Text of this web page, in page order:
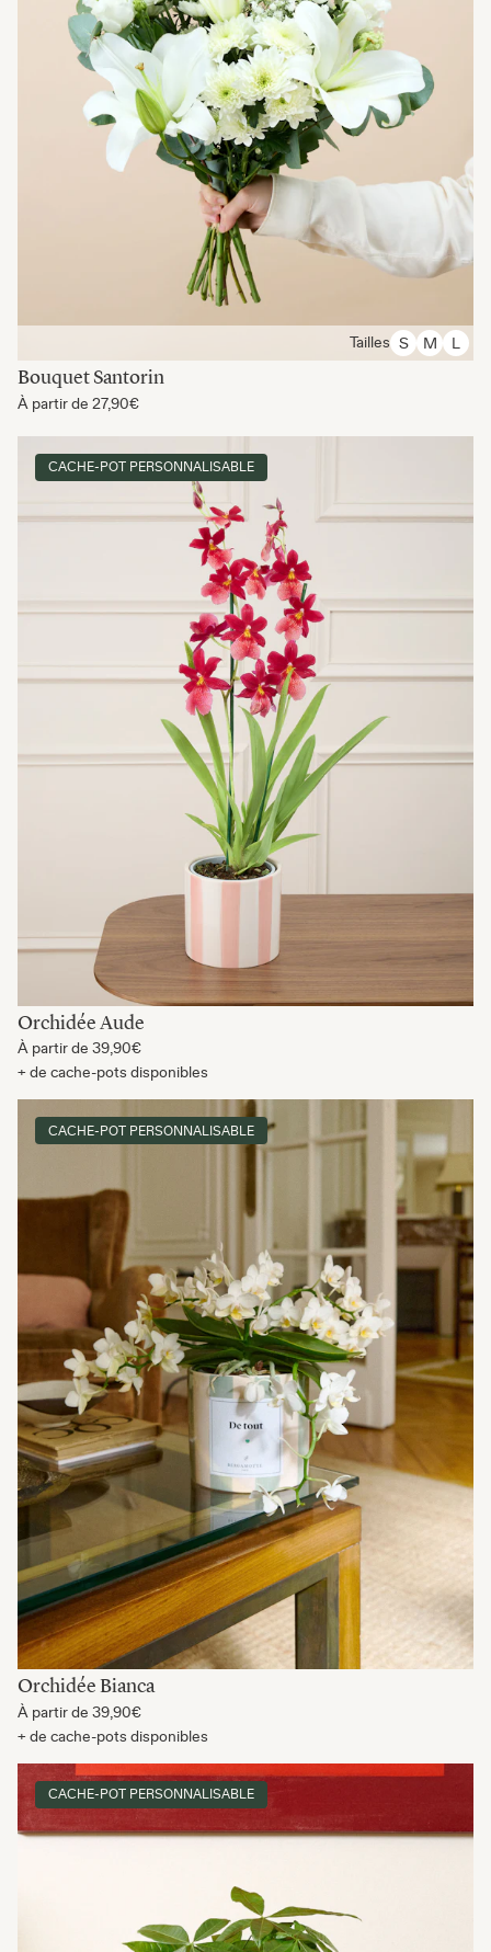
Tailles S M
Bouquet Santorin
À partir de 27,90€
CACHE-POT PERSONNALISABLE
Orchidée Aude
À partir de 39,90€
+ de cache-pots disponibles
CACHE-POT PERSONNALISABLE
Orchidée Bianca
À partir de 39,90€
+ de cache-pots disponibles
CACHE-POT PERSONNALISABLE